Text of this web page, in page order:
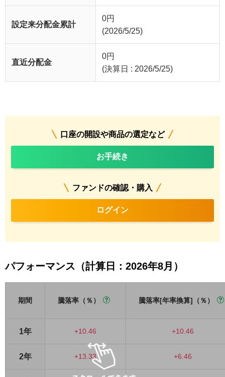
設定来分配金累計
0円
(2026/5/25)
直近分配金
0円
(決算日 : 2026/5/25)
口座の開設や商品の選定など
お手続き
ファンドの確認・購入
ログイン
パフォーマンス（計算日：2026年8月）
期間 騰落率（％） 騰落率[年率換算]（％）
1年 +10.46 +10.46
2年 +13.33 +6.46